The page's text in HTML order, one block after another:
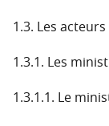
1.3. Les
1.3.1. Les
1.3.1.1. Le